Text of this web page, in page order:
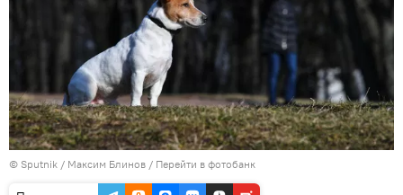
© Sputnik / Максим Блинов / Перейти в фотобанк